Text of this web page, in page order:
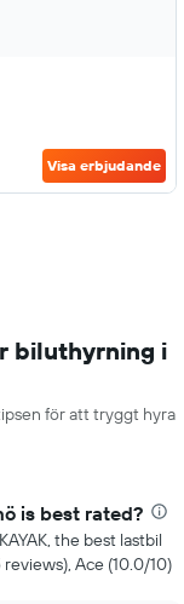
Visa erbjudande
biluthyrning i
för att tryggt hyra
is best rated?
the best lastbil
Ace (10.0/10)